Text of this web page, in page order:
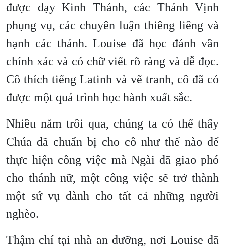
được dạy Kinh Thánh, các Thánh Vịnh
phụng vụ, các chuyên luận thiêng liêng và
hạnh các thánh. Louise đã học đánh vần
chính xác và có chữ viết rõ ràng và dễ đọc.
Cô thích tiếng Latinh và vẽ tranh, cô đã có
được một quá trình học hành xuất sắc.
Nhiều năm trôi qua, chúng ta có thể thấy
Chúa đã chuẩn bị cho cô như thế nào để
thực hiện công việc mà Ngài đã giao phó
cho thánh nữ, một công việc sẽ trở thành
một sứ vụ dành cho tất cả những người
nghèo.
Thậm chí tại nhà an dưỡng, nơi Louise đã